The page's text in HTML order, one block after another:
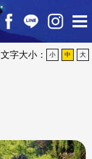
文字大小： 小 中 大